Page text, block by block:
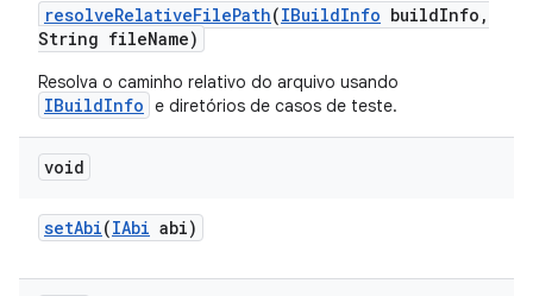
resolveRelativeFilePath(IBuildInfo buildInfo ,
String fileName)
Resolva o caminho relativo do arquivo usando
IBuildInfo e diretórios de casos de teste.
void
setAbi(IAbi abi)